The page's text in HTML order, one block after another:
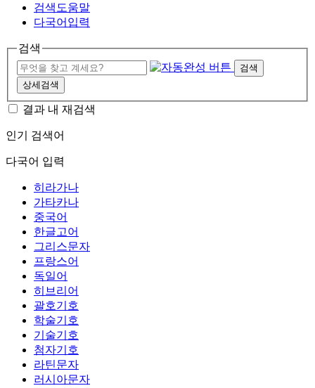
검색도움말
다국어입력
검색
검색
상세검색
결과 내 재검색
인기 검색어
다국어 입력
히라가나
가타카나
중국어
한글고어
그리스문자
프랑스어
독일어
히브리어
괄호기호
학술기호
기술기호
첨자기호
라틴문자
러시아문자